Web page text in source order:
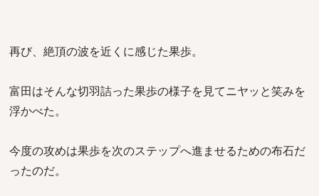
再び、絶頂の波を近くに感じた果歩。
富田はそんな切羽詰った果歩の様子を見てニヤッと笑みを
浮かべた。
今度の攻めは果歩を次のステップへ進ませるための布石だ
ったのだ。